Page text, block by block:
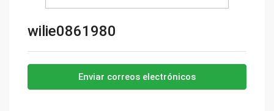
wilie0861980
Enviar correos electrónicos